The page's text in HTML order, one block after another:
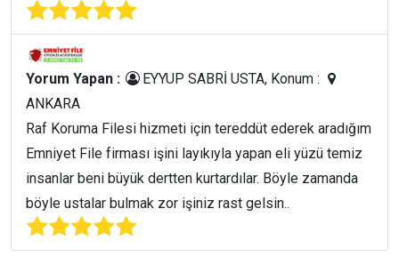
Yorum Yapan :
EYYUP SABRİ USTA, Konum :
ANKARA
Raf Koruma Filesi hizmeti için tereddüt ederek aradığım
Emniyet File firması işini layıkıyla yapan eli yüzü temiz
insanlar beni büyük dertten kurtardılar. Böyle zamanda
böyle ustalar bulmak zor işiniz rast gelsin..